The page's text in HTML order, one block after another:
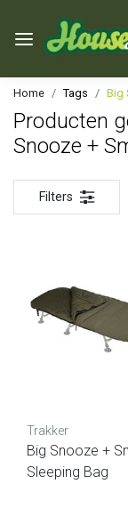
Home Tags Big
Producten
Snooze +
Filters
Trakker
Big Snooze +
Sleeping Bag